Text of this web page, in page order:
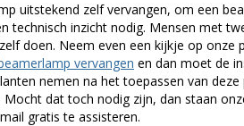
uitstekend zelf vervangen, om een
technisch inzicht nodig. Mensen met
doen. Neem even een kijkje op onze
vervangen en dan moet de
nemen na het toepassen van deze
dat toch nodig zijn, dan staan
gratis te assisteren.